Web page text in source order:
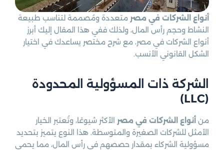
أنواع الشركات في مصر متعددة ومُصممة لتناسب طبيعة
النشاط وحجم رأس المال، ولذلك ففي هذا المقال إليك أبرز
أنواع الشركات في مصر، مع شرح مختصر يساعدك في اختيار
الشكل القانوني الأنسب.
الشركة ذات المسؤولية المحدودة
(LLC)
من أنواع الشركات في مصر
الأكثر شيوعًا، وتُعتبر الخيار
الأمثل للشركات الصغيرة والمتوسطة. هذا النوع يتميز بتحديد
مسؤولية الشركاء بمقدار حصصهم في رأس المال، مما يحمي